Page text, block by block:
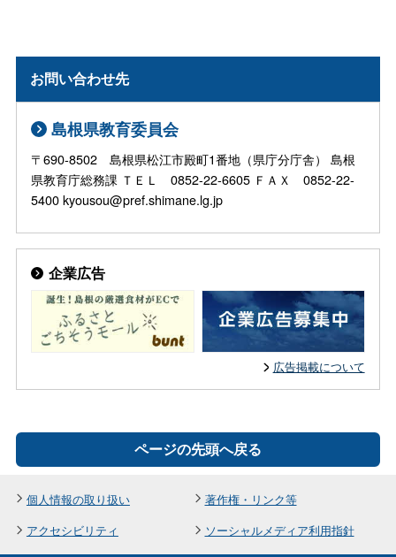
お問い合わせ先
島根県教育委員会
〒690-8502 島根県松江市殿町1番地（県庁分庁舎） 島根
県教育庁総務課 ＴＥＬ 0852-22-6605 ＦＡＸ 0852-22-
5400 kyousou@pref.shimane.lg.jp
企業広告
広告掲載について
ページの先頭へ戻る
個人情報の取り扱い
著作権・リンク等
アクセシビリティ
ソーシャルメディア利用指針